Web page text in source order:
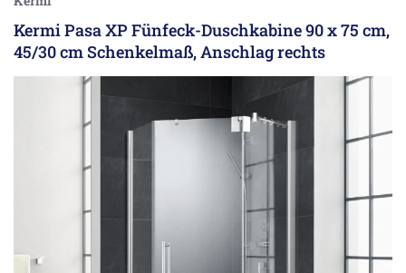
Kermi Pasa XP Fünfeck-Duschkabine 90 x 75 cm,
45/30 cm Schenkelmaß, Anschlag rechts